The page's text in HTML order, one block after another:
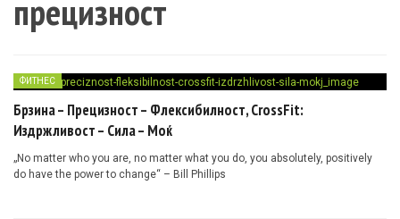
прецизност
ФИТНЕС
Брзина – Прецизност – Флексибилност, CrossFit:
Издржливост – Сила – Моќ
„No matter who you are, no matter what you do, you absolutely, positively
do have the power to change“ – Bill Phillips